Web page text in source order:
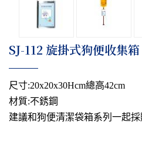
SJ-112 旋掛式狗便收集箱
尺寸:20x20x30Hcm總高42cm
材質:不銹鋼
建議和狗便清潔袋箱系列一起